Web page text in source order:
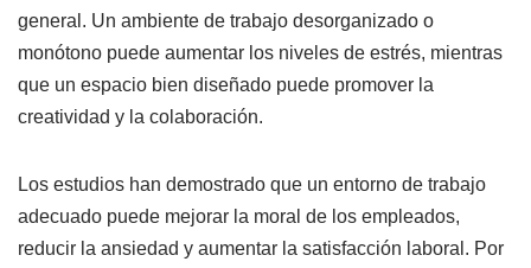
general. Un ambiente de trabajo desorganizado o
monótono puede aumentar los niveles de estrés, mientras
que un espacio bien diseñado puede promover la
creatividad y la colaboración.
Los estudios han demostrado que un entorno de trabajo
adecuado puede mejorar la moral de los empleados,
reducir la ansiedad y aumentar la satisfacción laboral. Por